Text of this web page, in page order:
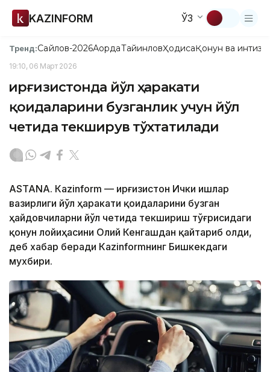
KAZINFORM ЎЗ
Тренд:Сайлов-2026АқордаТайинловҲодисаҚонун ва
19:10, 06 Март 2026
Қирғизистонда йўл ҳаракати
қоидаларини бузганлик учун йўл
четида текширув тўхтатилади
ASTANА. Кazinform — Қирғизистон Ички ишлар
вазирлиги йўл ҳаракати қоидаларини бузган
ҳайдовчиларни йўл четида текшириш тўғрисидаги
қонун лойиҳасини Олий Кенгашдан қайтариб олди,
деб хабар беради Кazinformнинг Бишкекдаги
мухбири.